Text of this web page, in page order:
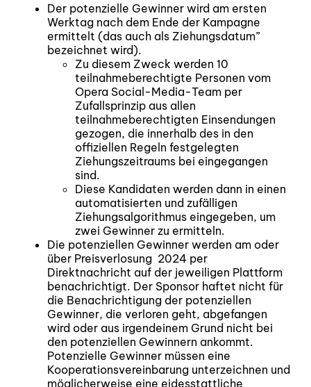
Der potenzielle Gewinner wird am ersten
Werktag nach dem Ende der Kampagne
ermittelt (das auch als Ziehungsdatum”
bezeichnet wird).
Zu diesem Zweck werden 10
teilnahmeberechtigte Personen vom
Opera Social-Media-Team per
Zufallsprinzip aus allen
teilnahmeberechtigten Einsendungen
gezogen, die innerhalb des in den
offiziellen Regeln festgelegten
Ziehungszeitraums bei eingegangen
sind.
Diese Kandidaten werden dann in einen
automatisierten und zufälligen
Ziehungsalgorithmus eingegeben, um
zwei Gewinner zu ermitteln.
Die potenziellen Gewinner werden am oder
über Preisverlosung 2024 per
Direktnachricht auf der jeweiligen Plattform
benachrichtigt. Der Sponsor haftet nicht für
die Benachrichtigung der potenziellen
Gewinner, die verloren geht, abgefangen
wird oder aus irgendeinem Grund nicht bei
den potenziellen Gewinnern ankommt.
Potenzielle Gewinner müssen eine
Kooperationsvereinbarung unterzeichnen und
möglicherweise eine eidesstattliche